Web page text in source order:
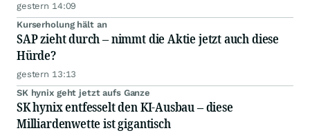
gestern 14:09
Kurserholung hält an
SAP zieht durch – nimmt die Aktie jetzt auch diese
Hürde?
gestern 13:13
SK hynix geht jetzt aufs Ganze
SK hynix entfesselt den KI-Ausbau – diese
Milliardenwette ist gigantisch